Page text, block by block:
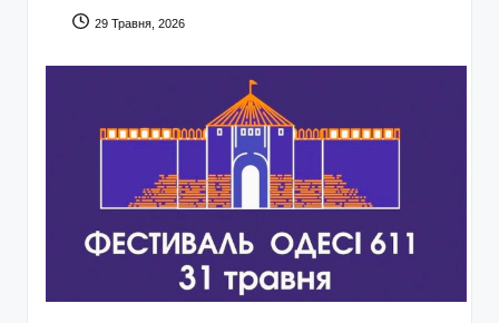
29 Травня, 2026